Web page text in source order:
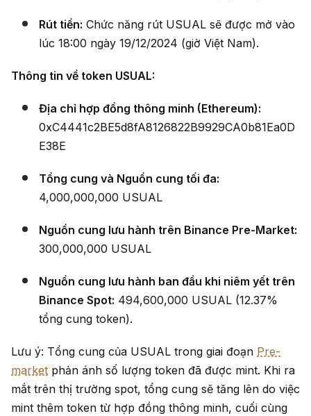
Rút tiền: Chức năng rút USUAL sẽ được mở vào
lúc 18:00 ngày 19/12/2024 (giờ Việt Nam).
Thông tin về token USUAL:
Địa chỉ hợp đồng thông minh (Ethereum):
0xC4441c2BE5d8fA8126822B9929CA0b81Ea0D
E38E
Tổng cung và Nguồn cung tối đa:
4,000,000,000 USUAL
Nguồn cung lưu hành trên Binance Pre-Market:
300,000,000 USUAL
Nguồn cung lưu hành ban đầu khi niêm yết trên
Binance Spot: 494,600,000 USUAL (12.37%
tổng cung token).
Lưu ý: Tổng cung của USUAL trong giai đoạn Pre-
market phản ánh số lượng token đã được mint. Khi ra
mắt trên thị trường spot, tổng cung sẽ tăng lên do việc
mint thêm token từ hợp đồng thông minh, cuối cùng